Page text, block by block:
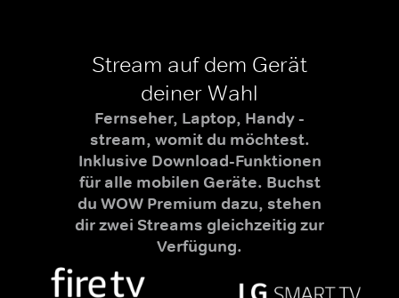
Stream auf dem Gerät
deiner Wahl
Fernseher, Laptop, Handy -
stream, womit du möchtest.
Inklusive Download-Funktionen
für alle mobilen Geräte. Buchst
du WOW Premium dazu, stehen
dir zwei Streams gleichzeitig zur
Verfügung.